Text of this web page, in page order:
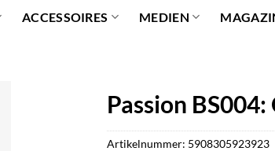
ACCESSOIRES MEDIEN
Passion
Artikelnummer: 5908305923923